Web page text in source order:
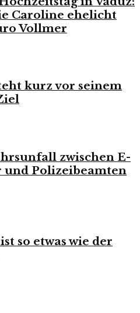
Caroline ehelicht
Vollmer
kurz vor seinem
zwischen E-
und Polizeibeamten
so etwas wie der